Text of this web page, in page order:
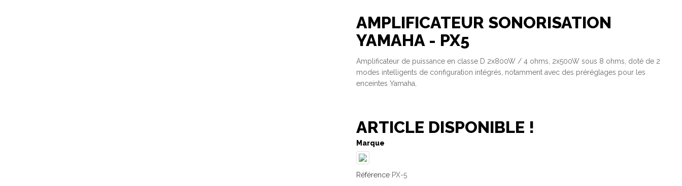
AMPLIFICATEUR SONORISATION
YAMAHA - PX5
Amplificateur de puissance en classe D 2x800W / 4 ohms, 2x500W sous 8 ohms, doté de 2
modes intelligents de configuration intégrés, notamment avec des préréglages pour les
enceintes Yamaha,
ARTICLE DISPONIBLE !
Marque
Référence PX-5